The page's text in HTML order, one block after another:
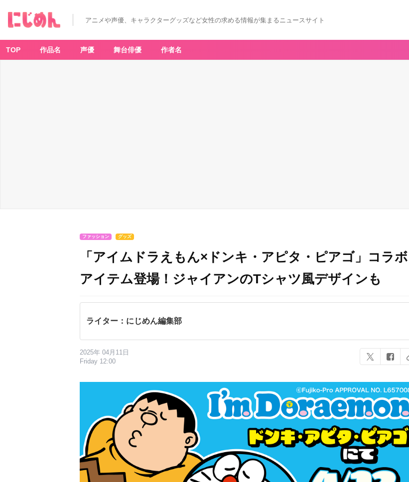
アニメや声優、キャラクターグッズなど女性の求める情報が集まるニュースサイト
TOP 作品名 声優 舞台俳優 作者名
ファッション グッズ
「アイムドラえもん×ドンキ・アピタ・ピアゴ」コラボ
アイテム登場！ジャイアンのTシャツ風デザインも
ライター：にじめん編集部
2025年 04月11日
Friday 12:00